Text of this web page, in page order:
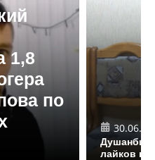
1,8
по
лайков